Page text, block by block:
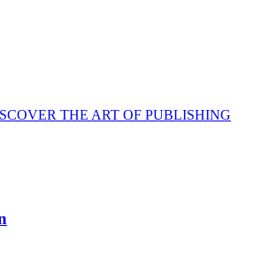
THE ART OF PUBLISHING